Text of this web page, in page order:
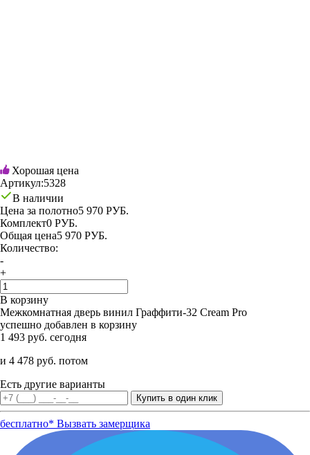
Хорошая цена
Артикул:5328
В наличии
Цена за полотно5 970 РУБ.
Комплект0 РУБ.
Общая цена5 970 РУБ.
Количество:
-
+
В корзину
Межкомнатная дверь винил Граффити-32 Cream Pro
успешно добавлен в корзину
1 493 руб. сегодня
и 4 478 руб. потом
Есть другие варианты
бесплатно* Вызвать замерщика